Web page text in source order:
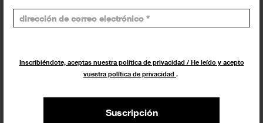
Inscribiéndote, aceptas nuestra política de privacidad / He leído y acepto
vuestra política de privacidad .
Suscripción
En curso y futuros